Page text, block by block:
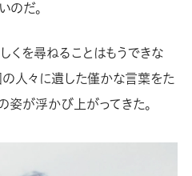
のだ。
くを尋ねることはもうできな
人々に遺した僅かな言葉をた
姿が浮かび上がってきた。